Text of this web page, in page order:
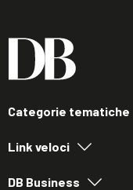
Categorie tematiche
Link veloci
DB Business